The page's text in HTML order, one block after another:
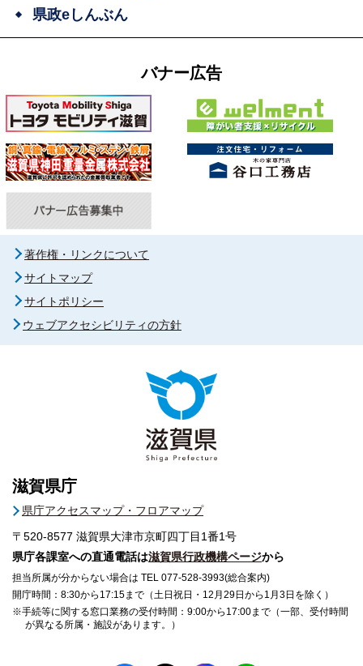
県政eしんぶん
バナー広告
著作権・リンクについて
サイトマップ
サイトポリシー
ウェブアクセシビリティの方針
滋賀県庁
県庁アクセスマップ・フロアマップ
〒520-8577 滋賀県大津市京町四丁目1番1号
県庁各課室への直通電話は滋賀県行政機構ページから
担当所属が分からない場合は TEL 077-528-3993(総合案内)
開庁時間：8:30から17:15まで（土日祝日・12月29日から1月3日を除く）
※手続等に関する窓口業務の受付時間：9:00から17:00まで（一部、受付時間
が異なる所属・施設があります。）